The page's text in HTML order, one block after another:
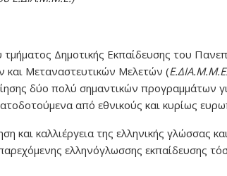
Δημοτικής Εκπαίδευσης του
και Μεταναστευτικών Μελετών (Ε.ΔΙΑ.Μ.Μ.Ε.
δύο πολύ σημαντικών προγραμμάτων
από εθνικούς και κυρίως
καλλιέργεια της ελληνικής γλώσσας
ελληνόγλωσσης εκπαίδευσης